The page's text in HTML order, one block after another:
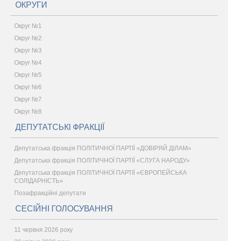
ОКРУГИ
Округ №1
Округ №2
Округ №3
Округ №4
Округ №5
Округ №6
Округ №7
Округ №8
ДЕПУТАТСЬКІ ФРАКЦІЇ
Депутатська фракція ПОЛІТИЧНОЇ ПАРТІЇ «ДОВІРЯЙ ДІЛАМ»
Депутатська фракція ПОЛІТИЧНОЇ ПАРТІЇ «СЛУГА НАРОДУ»
Депутатська фракція ПОЛІТИЧНОЇ ПАРТІЇ «ЄВРОПЕЙСЬКА
СОЛІДАРНІСТЬ»
Позафракційні депутати
СЕСІЙНІ ГОЛОСУВАННЯ
11 червня 2026 року